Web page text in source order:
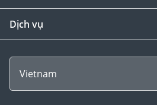
Dịch vụ
Vietnam